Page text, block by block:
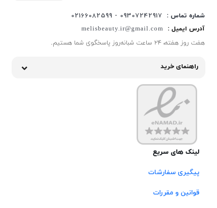
شماره تماس :
09307242917 - 02166082599
آدرس ایمیل :
melisbeauty.ir@gmail.com
هفت روز هفته، ۲۴ ساعت شبانه‌روز پاسخگوی شما هستیم.
راهنمای خرید
لینک های سریع
پیگیری سفارشات
قوانین و مقررات